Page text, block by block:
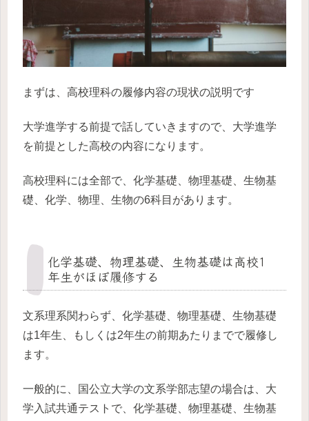
まずは、高校理科の履修内容の現状の説明です
大学進学する前提で話していきますので、大学進学
を前提とした高校の内容になります。
高校理科には全部で、化学基礎、物理基礎、生物基
礎、化学、物理、生物の6科目があります。
化学基礎、物理基礎、生物基礎は高校1
年生がほぼ履修する
文系理系関わらず、化学基礎、物理基礎、生物基礎
は1年生、もしくは2年生の前期あたりまでで履修し
ます。
一般的に、国公立大学の文系学部志望の場合は、大
学入試共通テストで、化学基礎、物理基礎、生物基